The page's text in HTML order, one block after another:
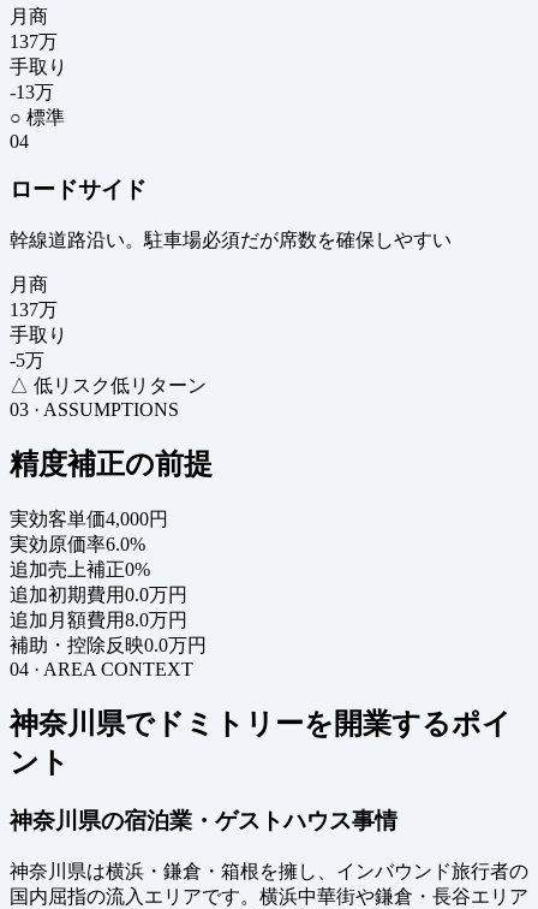
月商
137万
手取り
-13万
○ 標準
04
ロードサイド
幹線道路沿い。駐車場必須だが席数を確保しやすい
月商
137万
手取り
-5万
△ 低リスク低リターン
03 · ASSUMPTIONS
精度補正の前提
実効客単価4,000円
実効原価率6.0%
追加売上補正0%
追加初期費用0.0万円
追加月額費用8.0万円
補助・控除反映0.0万円
04 · AREA CONTEXT
神奈川県でドミトリーを開業するポイ
ント
神奈川県の宿泊業・ゲストハウス事情
神奈川県は横浜・鎌倉・箱根を擁し、インバウンド旅行者の
国内屈指の流入エリアです。横浜中華街や鎌倉・長谷エリア